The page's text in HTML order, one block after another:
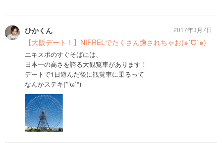
ひかくん
【大阪デート！】NIFRELでたくさん癒されちゃお(๑ˊᗜˋ๑)
エキスポのすぐそばには、
日本一の高さを誇る大観覧車があります！
デートで1日遊んだ後に観覧車に乗るって
なんかステキ(*´ω`*)
2017年3月7日